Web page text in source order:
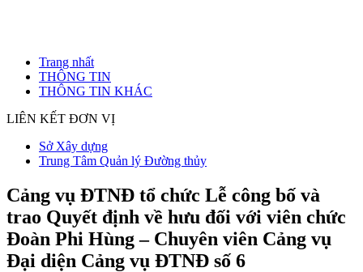
Trang nhất
THÔNG TIN
THÔNG TIN KHÁC
LIÊN KẾT ĐƠN VỊ
Sở Xây dựng
Trung Tâm Quản lý Đường thủy
Cảng vụ ĐTNĐ tổ chức Lễ công bố và
trao Quyết định về hưu đối với viên chức
Đoàn Phi Hùng – Chuyên viên Cảng vụ
Đại diện Cảng vụ ĐTNĐ số 6